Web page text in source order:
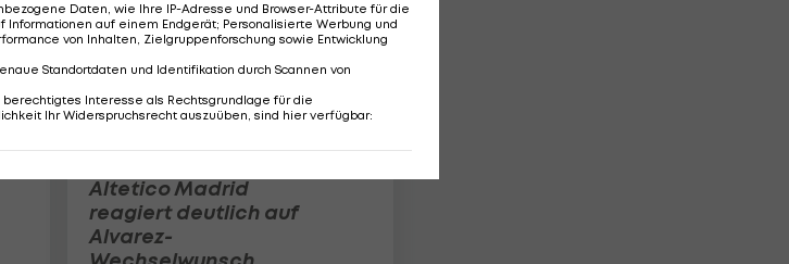
Altetico Madrid
reagiert deutlich auf
Alvarez-
Daten, wie Ihre IP-Adresse und Browser-Attribute für die
Informationen auf einem Endgerät; Personalisierte Werbung und
von Inhalten, Zielgruppenforschung sowie Entwicklung
Standortdaten und Identifikation durch Scannen von
Interesse als Rechtsgrundlage für die
Ihr Widerspruchsrecht auszuüben, sind hier verfügbar: